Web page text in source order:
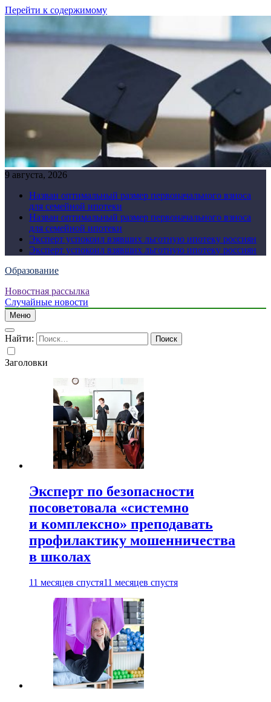
Перейти к содержимому
9 августа, 2026
Назван оптимальный размер первоначального взноса
для семейной ипотеки
Назван оптимальный размер первоначального взноса
для семейной ипотеки
Эксперт успокоил взявших льготную ипотеку россиян
Эксперт успокоил взявших льготную ипотеку россиян
Образование
Новостная рассылка
Случайные новости
Меню
Найти:
Заголовки
Эксперт по безопасности
посоветовала «системно
и комплексно» преподавать
профилактику мошенничества
в школах
11 месяцев спустя11 месяцев спустя